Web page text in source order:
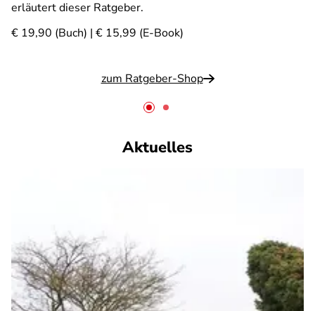
erläutert dieser Ratgeber.
€ 19,90 (Buch) | € 15,99 (E-Book)
zum Ratgeber-Shop
Aktuelles